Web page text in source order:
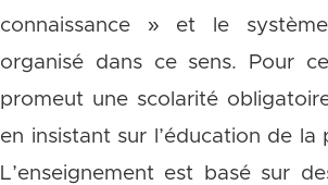
connaissance » et le
organisé dans ce sens. Pour
promeut une scolarité
en insistant sur l’éducation de la
L’enseignement est basé sur